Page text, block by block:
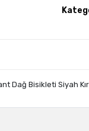
Dağ Bisikleti Siyah